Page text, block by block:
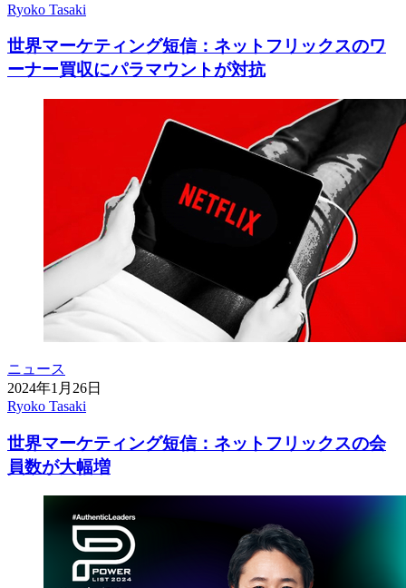
Ryoko Tasaki
世界マーケティング短信：ネットフリックスのワ
ーナー買収にパラマウントが対抗
ニュース
2024年1月26日
Ryoko Tasaki
世界マーケティング短信：ネットフリックスの会
員数が大幅増